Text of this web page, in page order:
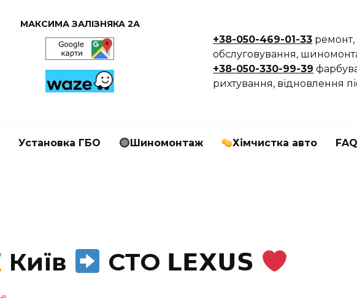
МАКСИМА ЗАЛІЗНЯКА 2А
+38-050-469-01-33 ремонт,
обслуговування,
+38-050-330-99-39
рихтування, відновлення
Установка ГБО Шиномонтаж Хімчистка авто FAQ
Київ СТО 𝗟𝗘𝗫𝗨𝗦